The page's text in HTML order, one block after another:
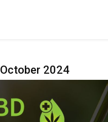
October 2024